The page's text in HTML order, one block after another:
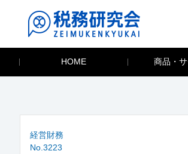
HOME 商品・
経営財務
No.3223